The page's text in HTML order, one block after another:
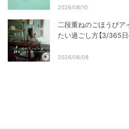
2026/08/10
二段重ねのごほうびア
たい過ごし方【3/365日
2026/08/08